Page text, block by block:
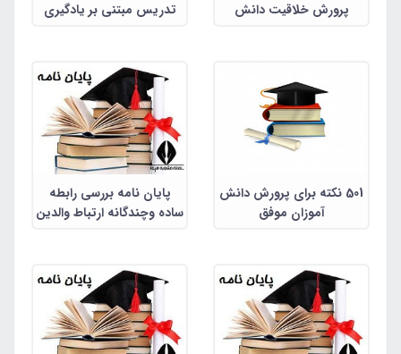
پرورش خلاقیت دانش
تدریس مبتنی بر یادگیری
آموزان دختر دوره ابتدایی
501 نکته برای پرورش دانش
آموزان موفق
پایان نامه بررسی رابطه
ساده وچندگانه ارتباط والدین
آموزان دختر دبیرستان های
شهر بندرعباس